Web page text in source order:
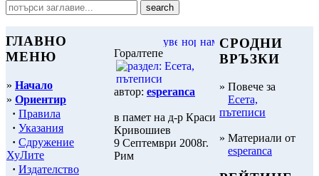
ГЛАВНО
МЕНЮ
» Начало
» Ориентир
· Правила
· Указания
· Сдружение
ХуЛите
· Издателство
Горалтепе
автор: esperanca
в памет на д-р Краси
Кривошиев
9 Септември 2008г.
Рим
СРОДНИ
ВРЪЗКИ
» Повече за
Есета,
пътеписи
» Материали от
esperanca